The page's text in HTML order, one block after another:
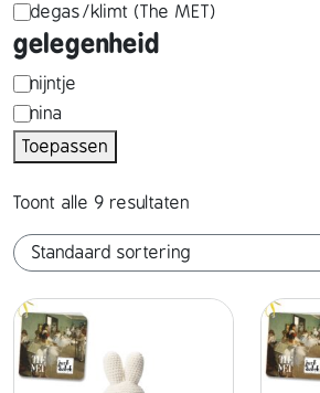
t
h
e
m
a
'
&
s
a
m
degas/klimt (The MET)
gelegenheid
p
e
r
s
o
n
a
g
e
nijntje
nina
Toepassen
Toont alle 9 resultaten